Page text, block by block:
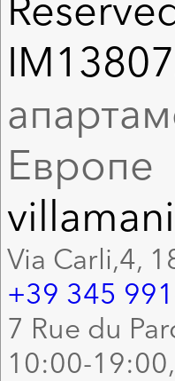
Европе
Via Carli,4,
+39 345
7 Rue du
10:00-